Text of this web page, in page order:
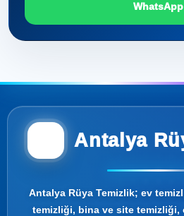
WhatsApp
Antalya
Antalya Rüya Temizlik; ev
temizliği, bina ve site temizliği,